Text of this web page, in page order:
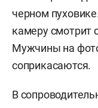
черном
камеру смотрит
Мужчины на
соприкасаются.
В